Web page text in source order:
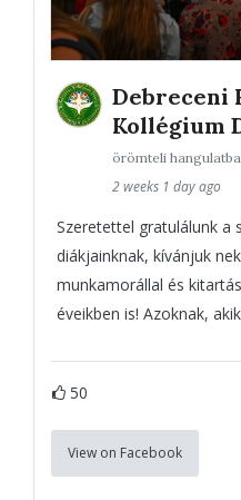
Debreceni
Kollégium
örömteli
2 weeks 1 day ago
Szeretettel gratulálunk a
diákjainknak, kívánjuk
munkamorállal és
éveikben is! Azoknak,
50
View on Facebook